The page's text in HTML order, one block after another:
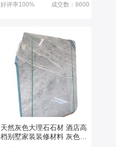
好评率100% 成交数：8600
天然灰色大理石石材 酒店高
档别墅家装装修材料 灰色大